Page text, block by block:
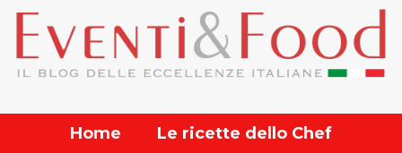
Home
Le ricette dello Chef